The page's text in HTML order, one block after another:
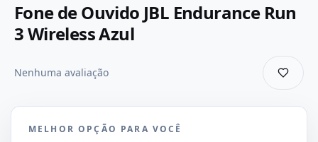
Fone de Ouvido JBL Endurance Run
3 Wireless Azul
Nenhuma avaliação
MELHOR OPÇÃO PARA VOCÊ